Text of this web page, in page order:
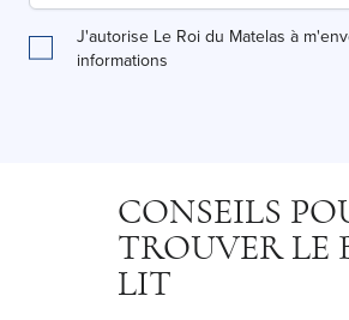
J'autorise Le Roi du Matelas à
informations
CONSEILS
TROUVER LE
LIT